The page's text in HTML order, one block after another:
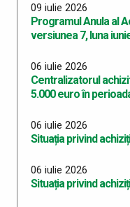
09 iulie 2026
Programul Anula al
versiunea 7, luna
06 iulie 2026
Centralizatorul
5.000 euro în
06 iulie 2026
Situația privind
06 iulie 2026
Situația privind